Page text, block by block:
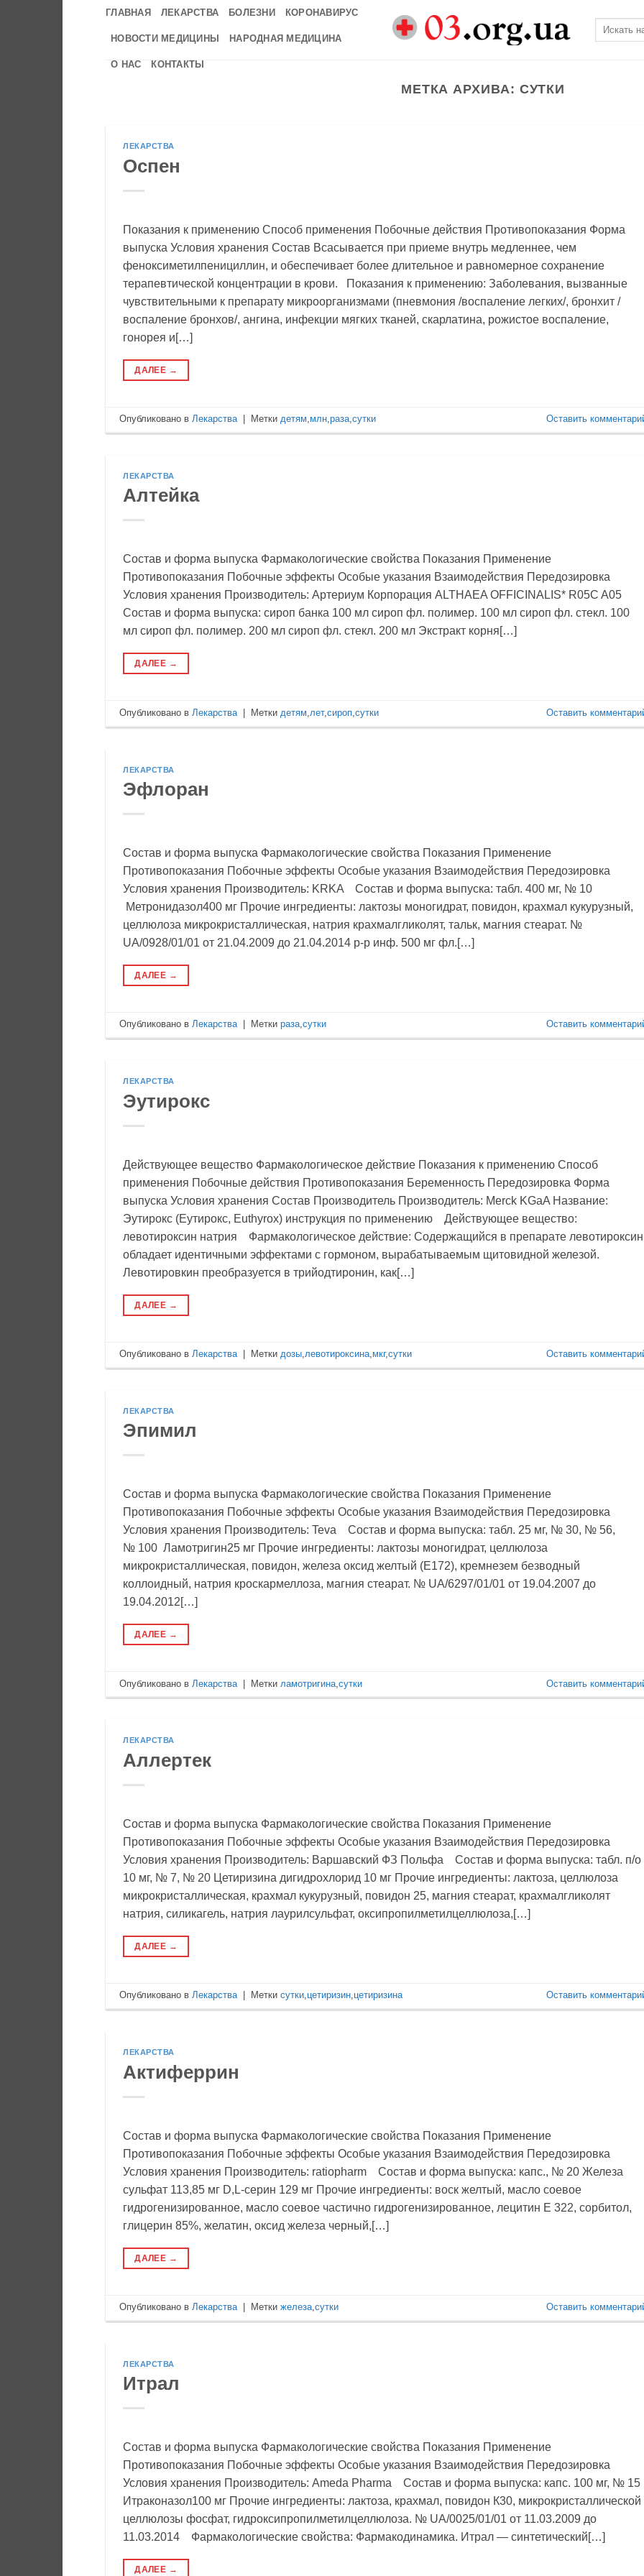
ГЛАВНАЯ ЛЕКАРСТВА БОЛЕЗНИ КОРОНАВИРУС
НОВОСТИ МЕДИЦИНЫ НАРОДНАЯ МЕДИЦИНА
О НАС КОНТАКТЫ
МЕТКА АРХИВА: СУТКИ
ЛЕКАРСТВА
Оспен
Показания к применению Способ применения Побочные действия Противопоказания Форма
выпуска Условия хранения Состав Всасывается при приеме внутрь медленнее, чем
феноксиметилпенициллин, и обеспечивает более длительное и равномерное сохранение
терапевтической концентрации в крови. Показания к применению: Заболевания, вызванные
чувствительными к препарату микроорганизмами (пневмония /воспаление легких/, бронхит /
воспаление бронхов/, ангина, инфекции мягких тканей, скарлатина, рожистое воспаление,
гонорея и[…]
ДАЛЕЕ →
Опубликовано вЛекарства Меткидетям,млн,раза,сутки Оставить
ЛЕКАРСТВА
Алтейка
Состав и форма выпуска Фармакологические свойства Показания Применение
Противопоказания Побочные эффекты Особые указания Взаимодействия Передозировка
Условия хранения Производитель: Артериум Корпорация ALTHAEA OFFICINALIS* R05C A05
Состав и форма выпуска: сироп банка 100 мл сироп фл. полимер. 100 мл сироп фл. стекл. 100
мл сироп фл. полимер. 200 мл сироп фл. стекл. 200 мл Экстракт корня[…]
ДАЛЕЕ →
Опубликовано в Лекарства Метки детям лет,сироп ,сутки Оставить
ЛЕКАРСТВА
Эфлоран
Состав и форма выпуска Фармакологические свойства Показания Применение
Противопоказания Побочные эффекты Особые указания Взаимодействия Передозировка
Условия хранения Производитель: KRKA Состав и форма выпуска: табл. 400 мг, № 10
Метронидазол400 мг Прочие ингредиенты: лактозы моногидрат, повидон, крахмал кукурузный,
целлюлоза микрокристаллическая, натрия крахмалгликолят, тальк, магния стеарат. №
UA/0928/01/01 от 21.04.2009 до 21.04.2014 р-р инф. 500 мг фл.[…]
ДАЛЕЕ →
Опубликовано вЛекарства Меткираза,сутки Оставить
ЛЕКАРСТВА
Эутирокс
Действующее вещество Фармакологическое действие Показания к применению Способ
применения Побочные действия Противопоказания Беременность Передозировка Форма
выпуска Условия хранения Состав Производитель Производитель: Merck KGaA Название:
Эутирокс (Еутирокс, Euthyrox) инструкция по применению Действующее вещество:
левотироксин натрия Фармакологическое действие: Содержащийся в препарате левотироксин
обладает идентичными эффектами с гормоном, вырабатываемым щитовидной железой.
Левотировкин преобразуется в трийодтиронин, как[…]
ДАЛЕЕ →
Опубликовано вЛекарства Меткидозы,левотироксина,мкг,сутки Оставить
ЛЕКАРСТВА
Эпимил
Состав и форма выпуска Фармакологические свойства Показания Применение
Противопоказания Побочные эффекты Особые указания Взаимодействия Передозировка
Условия хранения Производитель: Teva Состав и форма выпуска: табл. 25 мг, № 30, № 56,
№ 100 Ламотригин25 мг Прочие ингредиенты: лактозы моногидрат, целлюлоза
микрокристаллическая, повидон, железа оксид желтый (Е172), кремнезем безводный
коллоидный, натрия кроскармеллоза, магния стеарат. № UA/6297/01/01 от 19.04.2007 до
19.04.2012[…]
ДАЛЕЕ →
Опубликовано в Лекарства Метки ламотригина ,сутки Оставить
ЛЕКАРСТВА
Аллертек
Состав и форма выпуска Фармакологические свойства Показания Применение
Противопоказания Побочные эффекты Особые указания Взаимодействия Передозировка
Условия хранения Производитель: Варшавский ФЗ Польфа Состав и форма выпуска: табл. п/о
10 мг, № 7, № 20 Цетиризина дигидрохлорид 10 мг Прочие ингредиенты: лактоза, целлюлоза
микрокристаллическая, крахмал кукурузный, повидон 25, магния стеарат, крахмалгликолят
натрия, силикагель, натрия лаурилсульфат, оксипропилметилцеллюлоза,[…]
ДАЛЕЕ →
Опубликовано вЛекарства Меткисутки,цетиризин,цетиризина Оставить
ЛЕКАРСТВА
Актиферрин
Состав и форма выпуска Фармакологические свойства Показания Применение
Противопоказания Побочные эффекты Особые указания Взаимодействия Передозировка
Условия хранения Производитель: ratiopharm Состав и форма выпуска: капс., № 20 Железа
сульфат 113,85 мг D,L-серин 129 мг Прочие ингредиенты: воск желтый, масло соевое
гидрогенизированное, масло соевое частично гидрогенизированное, лецитин Е 322, сорбитол,
глицерин 85%, желатин, оксид железа черный,[…]
ДАЛЕЕ →
Опубликовано вЛекарства Меткижелеза,сутки Оставить
ЛЕКАРСТВА
Итрал
Состав и форма выпуска Фармакологические свойства Показания Применение
Противопоказания Побочные эффекты Особые указания Взаимодействия Передозировка
Условия хранения Производитель: Ameda Pharma Состав и форма выпуска: капс. 100 мг, № 15
Итраконазол100 мг Прочие ингредиенты: лактоза, крахмал, повидон К30, микрокристаллической
целлюлозы фосфат, гидроксипропилметилцеллюлоза. № UA/0025/01/01 от 11.03.2009 до
11.03.2014 Фармакологические свойства: Фармакодинамика. Итрал — синтетический[…]
ДАЛЕЕ →